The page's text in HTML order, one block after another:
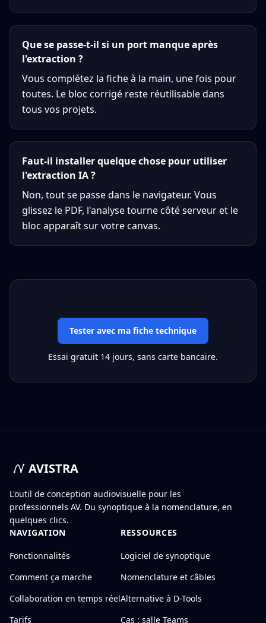
Que se passe-t-il si un port manque après
l'extraction ?
Vous complétez la fiche à la main, une fois pour
toutes. Le bloc corrigé reste réutilisable dans
tous vos projets.
Faut-il installer quelque chose pour utiliser
l'extraction IA ?
Non, tout se passe dans le navigateur. Vous
glissez le PDF, l'analyse tourne côté serveur et le
bloc apparaît sur votre canvas.
Tester avec ma fiche technique
Essai gratuit 14 jours, sans carte bancaire.
AVISTRA
L'outil de conception audiovisuelle pour les
professionnels AV. Du synoptique à la nomenclature, en
quelques clics.
NAVIGATION
Fonctionnalités
Comment ça marche
Collaboration en temps réel
Tarifs
RESSOURCES
Logiciel de synoptique
Nomenclature et câbles
Alternative à D-Tools
Cas : salle Teams